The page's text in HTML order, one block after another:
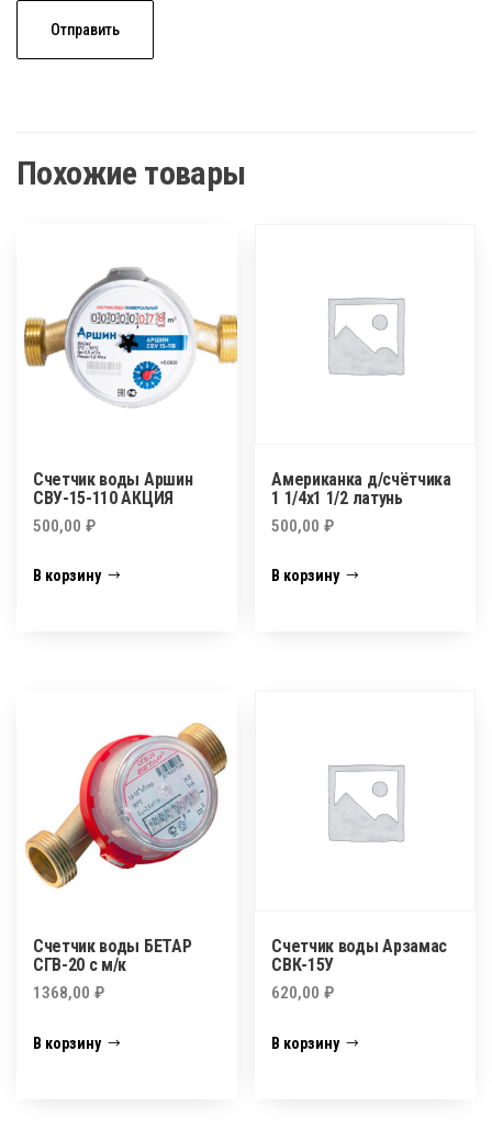
Похожие товары
Счетчик воды Аршин
СВУ-15-110 АКЦИЯ
500,00 ₽
В корзину
Американка д/счётчика
1 1/4х1 1/2 латунь
500,00₽
В корзину
Счетчик воды БЕТАР
СГВ-20 с м/к
1368,00 ₽
В корзину
Счетчик воды Арзамас
СВК-15У
620,00₽
В корзину